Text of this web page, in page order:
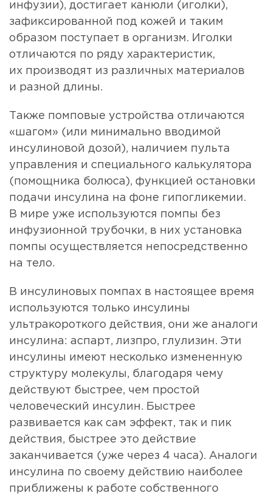
инфузии), достигает канюли (иголки),
зафиксированной под кожей и таким
образом поступает в организм. Иголки
отличаются по ряду характеристик,
их производят из различных материалов
и разной длины.
Также помповые устройства отличаются
«шагом» (или минимально вводимой
инсулиновой дозой), наличием пульта
управления и специального калькулятора
(помощника болюса), функцией остановки
подачи инсулина на фоне гипогликемии.
В мире уже используются помпы без
инфузионной трубочки, в них установка
помпы осуществляется непосредственно
на тело.
В инсулиновых помпах в настоящее время
используются только инсулины
ультракороткого действия, они же аналоги
инсулина: аспарт, лизпро, глулизин. Эти
инсулины имеют несколько измененную
структуру молекулы, благодаря чему
действуют быстрее, чем простой
человеческий инсулин. Быстрее
развивается как сам эффект, так и пик
действия, быстрее это действие
заканчивается (уже через 4 часа). Аналоги
инсулина по своему действию наиболее
приближены к работе собственного